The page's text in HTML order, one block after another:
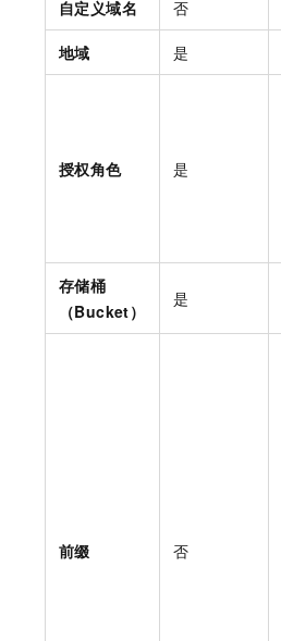
自定义域名 否
地域 是
授权角色 是
存储桶
（Bucket）
是
前缀 否